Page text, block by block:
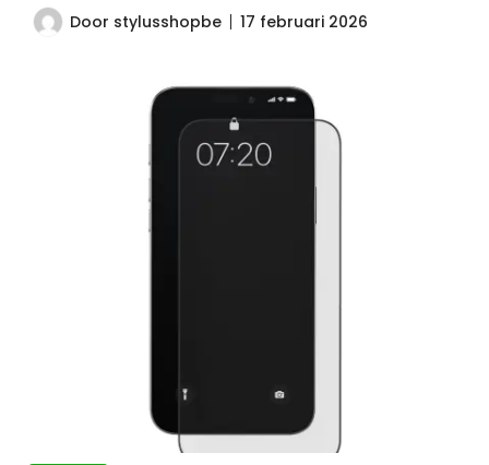
Door stylusshopbe 17 februari 2026